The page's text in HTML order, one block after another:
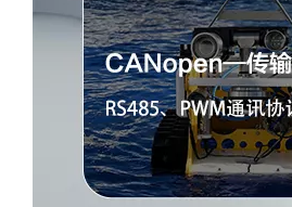
DS-S015M-C